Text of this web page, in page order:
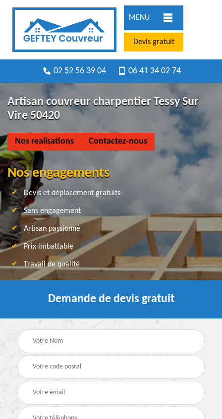
MENU
Devis gratuit
02 52 56 39 04 06 41 34 02 74
Artisan couvreur charpentier Tessy Sur
Vire 50420
Nos realisations Contactez-nous
Nos engagements
Devis et déplacement gratuits
Sans engagement
Artisan passionné
Prix imbattable
Travail de qualité
Demande de devis gratuit